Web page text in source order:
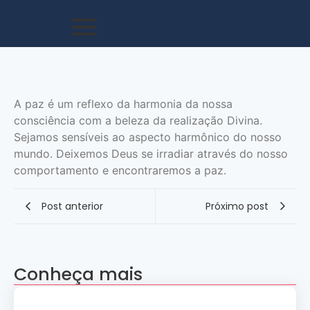
A paz é um reflexo da harmonia da nossa
consciência com a beleza da realização Divina.
Sejamos sensíveis ao aspecto harmônico do nosso
mundo. Deixemos Deus se irradiar através do nosso
comportamento e encontraremos a paz.
Post anterior Próximo post
Conheça mais